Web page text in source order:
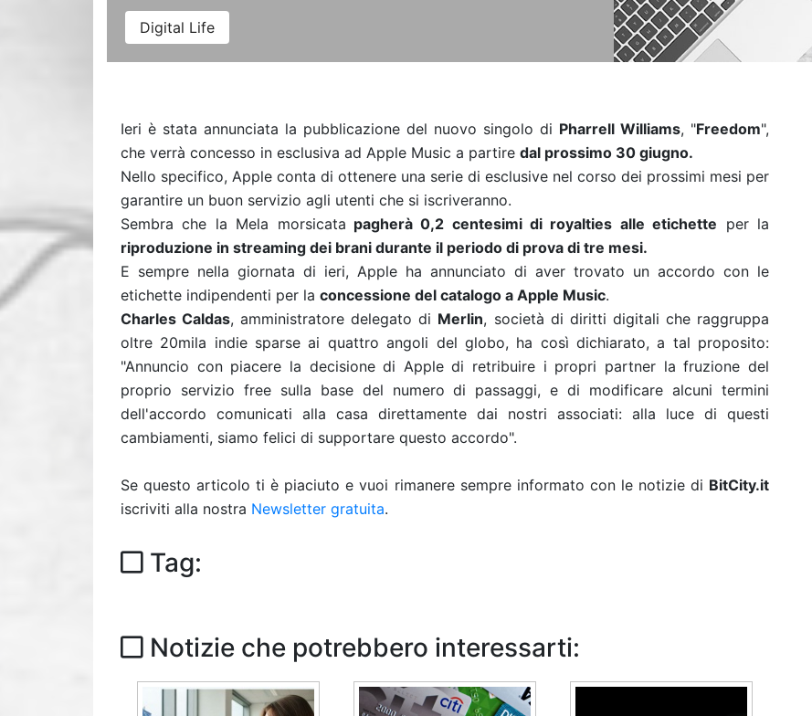
Digital Life
Ieri è stata annunciata la pubblicazione del nuovo singolo di Pharrell Williams, "Freedom",
che verrà concesso in esclusiva ad Apple Music a partire dal prossimo 30 giugno.
Nello specifico, Apple conta di ottenere una serie di esclusive nel corso dei prossimi mesi per
garantire un buon servizio agli utenti che si iscriveranno.
Sembra che la Mela morsicata pagherà 0,2 centesimi di royalties alle etichette per la
riproduzione in streaming dei brani durante il periodo di prova di tre mesi.
E sempre nella giornata di ieri, Apple ha annunciato di aver trovato un accordo con le
etichette indipendenti per la concessione del catalogo a Apple Music.
Charles Caldas, amministratore delegato di Merlin, società di diritti digitali che raggruppa
oltre 20mila indie sparse ai quattro angoli del globo, ha così dichiarato, a tal proposito:
"Annuncio con piacere la decisione di Apple di retribuire i propri partner la fruzione del
proprio servizio free sulla base del numero di passaggi, e di modificare alcuni termini
dell'accordo comunicati alla casa direttamente dai nostri associati: alla luce di questi
cambiamenti, siamo felici di supportare questo accordo".
Se questo articolo ti è piaciuto e vuoi rimanere sempre informato con le notizie di BitCity.it
iscriviti alla nostra Newsletter gratuita.
Tag:
Notizie che potrebbero interessarti: